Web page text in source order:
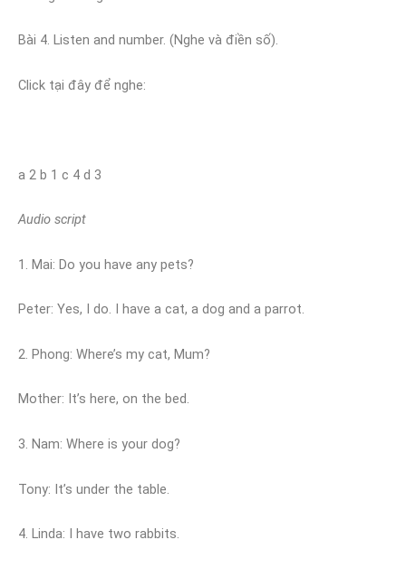
Bài 4. Listen and number. (Nghe và điền số).
Click tại đây để nghe:
a 2 b 1 c 4 d 3
Audio script
1. Mai: Do you have any pets?
Peter: Yes, I do. I have a cat, a dog and a parrot.
2. Phong: Where’s my cat, Mum?
Mother: It’s here, on the bed.
3. Nam: Where is your dog?
Tony: It’s under the table.
4. Linda: I have two rabbits.